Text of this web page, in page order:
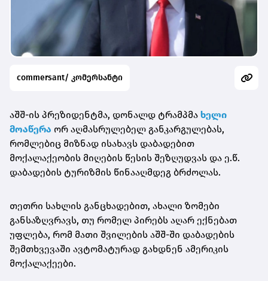
commersant/ კომერსანტი
აშშ-ის პრეზიდენტმა, დონალდ ტრამპმა ხელი
მოაწერა ორ აღმასრულებელ განკარგულებას,
რომლებიც მიზნად ისახავს დაბადებით
მოქალაქეობის მიღების წესის შეზღუდვას და ე.წ.
დაბადების ტურიზმის წინააღმდეგ ბრძოლას.
თეთრი სახლის განცხადებით, ახალი ზომები
განსაზღვრავს, თუ რომელ პირებს აღარ ექნებათ
უფლება, რომ მათი შვილების აშშ-ში დაბადების
შემთხვევაში ავტომატურად გახდნენ ამერიკის
მოქალაქეები.